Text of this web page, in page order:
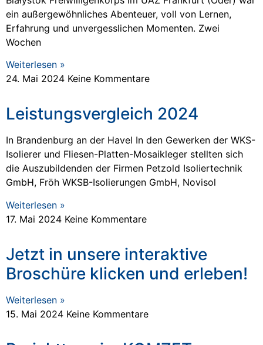
ein außergewöhnliches Abenteuer, voll von Lernen,
Erfahrung und unvergesslichen Momenten. Zwei
Wochen
Weiterlesen »
24. Mai 2024 Keine Kommentare
Leistungsvergleich 2024
In Brandenburg an der Havel In den Gewerken der WKS-
Isolierer und Fliesen-Platten-Mosaikleger stellten sich
die Auszubildenden der Firmen Petzold Isoliertechnik
GmbH, Fröh WKSB-Isolierungen GmbH, Novisol
Weiterlesen »
17. Mai 2024 Keine Kommentare
Jetzt in unsere interaktive
Broschüre klicken und erleben!
Weiterlesen »
15. Mai 2024 Keine Kommentare